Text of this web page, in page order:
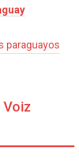
paraguayos